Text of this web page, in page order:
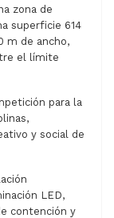
zona de
superficie 614
m de ancho,
el límite
para la
y social de
LED,
contención y